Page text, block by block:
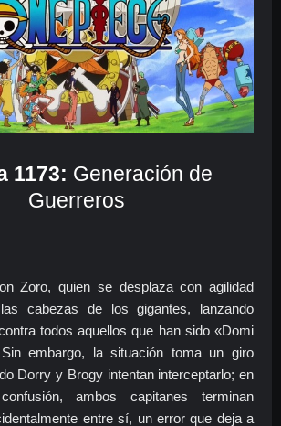
1173: Generación de
Guerreros
Zoro, quien se desplaza con agilidad
cabezas de los gigantes, lanzando
todos aquellos que han sido «Domi
Sin embargo, la situación toma un giro
Dorry y Brogy intentan interceptarlo; en
ambos capitanes terminan
entre sí, un error que deja a